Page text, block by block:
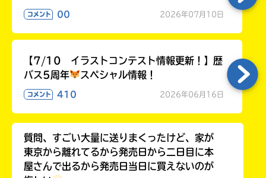
もっと知りたい
キミに
コメント 00 2026年07月10日
【7/10 イラストコンテスト情報更新！】歴
バス5周年
スペシャル情報！
コメント 410 2026年06月16日
質問、すごい大量に送りまくったけど、家が
東京から離れてるから発売日から二日目に本
屋さんで出るから発売日当日に買えないのが